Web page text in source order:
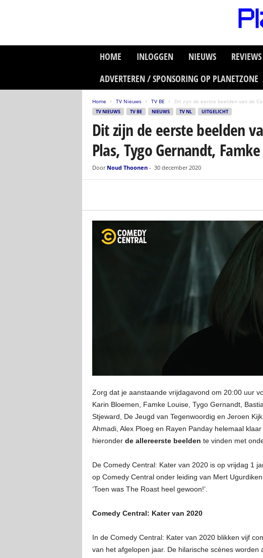
HOME INLOGGEN NIEUWS REVIEWS
ADVERTEREN / SPONSORING OP PLANETZONE
Home TV Nieuws TV BE Dit zijn de eerste beelden van de
TV NIEUWS TV BE NIEUWS TV NL UITGELICHT
Dit zijn de eerste beelden
Plas, Tygo Gernandt,
Door Noud Thoonen- 30 december 2020
Zorg dat je aanstaande vrijdagavond om 20:00 uur
Karin Bloemen, Famke Louise, Tygo Gernandt,
Stjeward, De Jeugd van Tegenwoordig en Jeroen
Ahmadi, Alex Ploeg en Rayen Panday helemaal
hieronder de allereerste beelden te vinden met
De Comedy Central: Kater van 2020 is op vrijdag 1
op Comedy Central onder leiding van Mert
‘Toen was The Roast heel gewoon!’.
Comedy Central: Kater van 2020
In de Comedy Central: Kater van 2020 blikken vijf
van het afgelopen jaar. De hilarische scènes worden